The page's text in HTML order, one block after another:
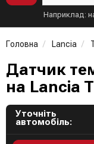
Наприклад:
Головна Lancia
Датчик
на Lancia
Уточніть
автомобіль: